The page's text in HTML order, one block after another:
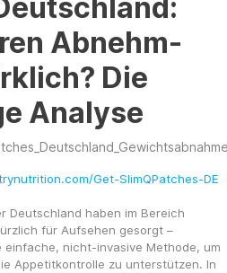
Abnehm-
Die
Analyse
Get-SlimQPatches-DE
Deutschland haben im Bereich
für Aufsehen gesorgt –
nicht-invasive Methode, um
Appetitkontrolle zu unterstützen. In